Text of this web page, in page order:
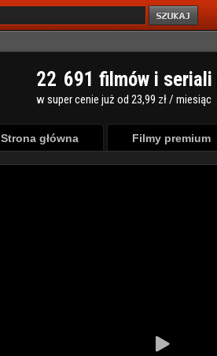
22 691 filmów i seriali
w super cenie już od 23,99 zł / miesiąc
Strona główna Filmy premium